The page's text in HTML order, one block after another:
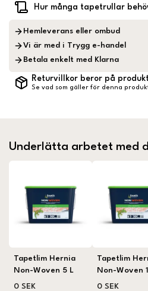
Hur många tapetrullar
Hemleverans eller ombud
Vi är med i Trygg e-handel
Betala enkelt med Klarna
Returvillkor beror på
Se vad som gäller för denna
Underlätta arbetet med
Tapetlim Hernia
Non-Woven 5 L
0 SEK
Tapetlim
Non-Woven
0 SEK